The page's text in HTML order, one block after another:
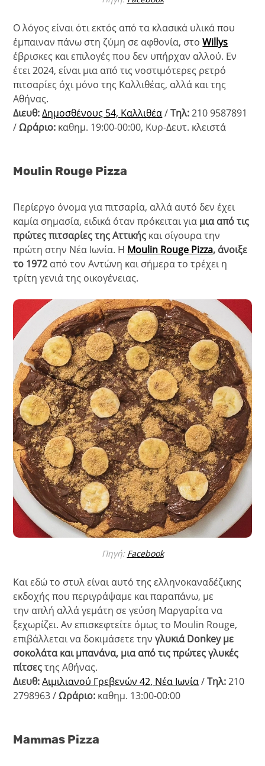
Ο λόγος είναι ότι εκτός από τα κλασικά υλικά που
έμπαιναν πάνω στη ζύμη σε αφθονία, στοWillys
έβρισκες και επιλογές που δεν υπήρχαν αλλού. Εν
έτει 2024, είναι μια από τις νοστιμότερες ρετρό
πιτσαρίες όχι μόνο της Καλλιθέας, αλλά και της
Αθήνας.
Διευθ:Δημοσθένους 54, Καλλιθέα/Τηλ:210 9587891
/Ωράριο: καθημ. 19:00-00:00, Κυρ-Δευτ. κλειστά
Moulin Rouge Pizza
Περίεργο όνομα για πιτσαρία, αλλά αυτό δεν έχει
καμία σημασία, ειδικά όταν πρόκειται για μια από τις
πρώτες πιτσαρίες της Αττικής και σίγουρα την
πρώτη στην Νέα Ιωνία. H Moulin Rouge Pizza, άνοιξε
το 1972 από τον Αντώνη και σήμερα το τρέχει η
τρίτη γενιά της οικογένειας.
Πηγή: Facebook
Και εδώ το στυλ είναι αυτό της ελληνοκαναδέζικης
εκδοχής που περιγράψαμε και παραπάνω, με
την απλή αλλά γεμάτη σε γεύση Μαργαρίτα να
ξεχωρίζει. Αν επισκεφτείτε όμως το Moulin Rouge,
επιβάλλεται να δοκιμάσετε τηνγλυκιά Donkey με
σοκολάτα και μπανάνα, μια από τις πρώτες γλυκές
πίτσεςτης Αθήνας.
Διευθ:Αιμιλιανού Γρεβενών 42, Νέα Ιωνία/Τηλ:210
2798963 /Ωράριο: καθημ. 13:00-00:00
Mammas Pizza